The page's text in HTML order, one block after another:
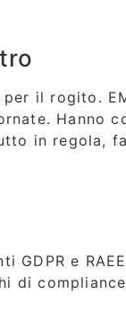
il rogito.
Hanno
in regola,
e
di